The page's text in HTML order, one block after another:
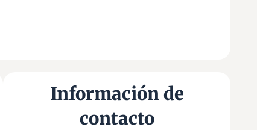
Información de
contacto